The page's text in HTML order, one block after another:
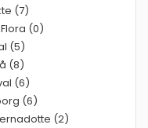
(7)
(0)
(5)
(8)
(6)
(6)
(2)